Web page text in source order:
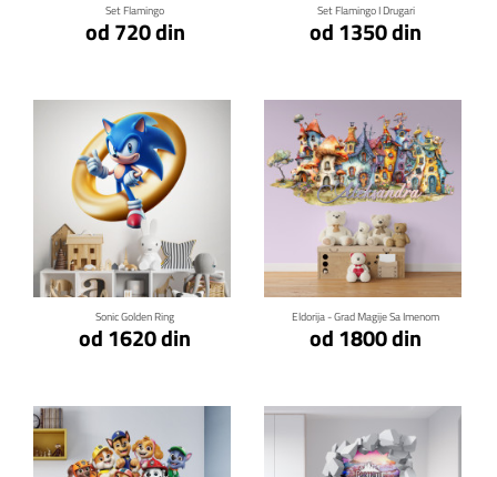
Set Flamingo
od 720 din
Set Flamingo I Drugari
od 1350 din
Sonic Golden Ring
od 1620 din
Klikni za detalje
Eldorija - Grad Magije Sa Imenom
od 1800 din
Klikni za detalje